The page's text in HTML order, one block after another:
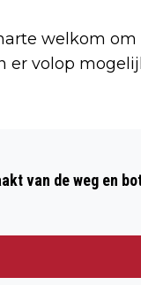
welkom
er volop
NIEUWE
van de weg en